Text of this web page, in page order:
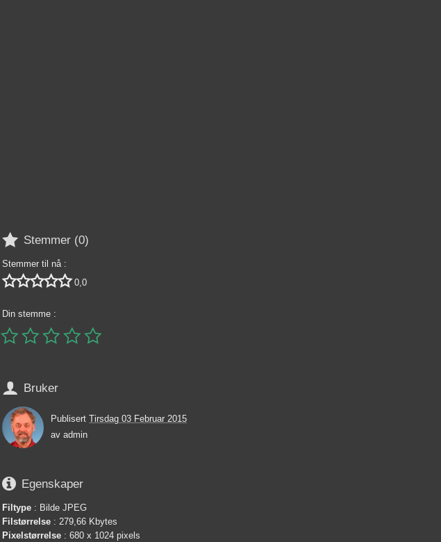
 Stemmer (0)
Stemmer til nå :
 0,0
Din stemme :

 Bruker
Publisert Tirsdag 03 Februar 2015
av admin
 Egenskaper
Filtype : Bilde JPEG
Filstørrelse : 279,66 Kbytes
Pixelstørrelse : 680 x 1024 pixels